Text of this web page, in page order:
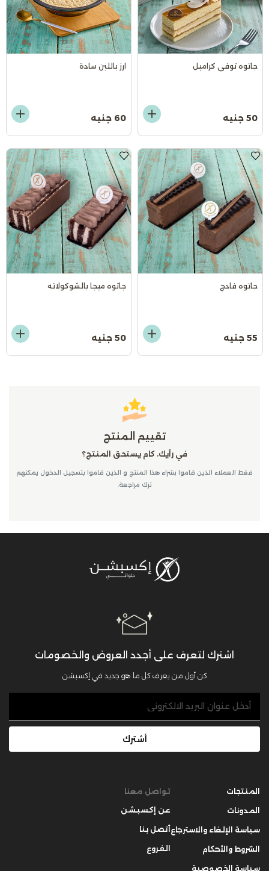
جاتوه توفى كراميل
50 جنيه
ارز باللبن سادة
60 جنيه
جاتوه فادج
55 جنيه
جاتوه ميجا بالشوكولاته
50 جنيه
تقييم المنتج
في رأيك، كام يستحق المنتج؟
فقط العملاء الذين قاموا بشراء هذا المنتج و الذين قاموا بتسجيل الدخول يمكنهم
ترك مراجعة.
اشترك لتعرف على أجدد العروض والخصومات
كن أول من يعرف كل ما هو جديد في إكسبشن
أشترك
المنتجات
المدونات
سياسة الإلغاء والاسترجاع
الشروط والأحكام
سياسة الخصوصية
تواصل معنا
عن إكسبشن
أتصل بنا
الفروع